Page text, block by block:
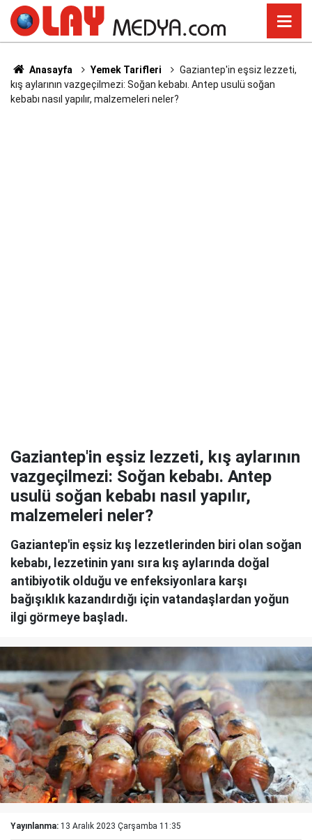
Anasayfa Yemek Tarifleri
Gaziantep'in eşsiz lezzeti,
kış aylarının vazgeçilmezi: Soğan kebabı. Antep usulü soğan
kebabı nasıl yapılır, malzemeleri neler?
Gaziantep'in eşsiz lezzeti, kış aylarının
vazgeçilmezi: Soğan kebabı. Antep
usulü soğan kebabı nasıl yapılır,
malzemeleri neler?
Gaziantep'in eşsiz kış lezzetlerinden biri olan soğan
kebabı, lezzetinin yanı sıra kış aylarında doğal
antibiyotik olduğu ve enfeksiyonlara karşı
bağışıklık kazandırdığı için vatandaşlardan yoğun
ilgi görmeye başladı.
Yayınlanma: 13 Aralık 2023 Çarşamba 11:35